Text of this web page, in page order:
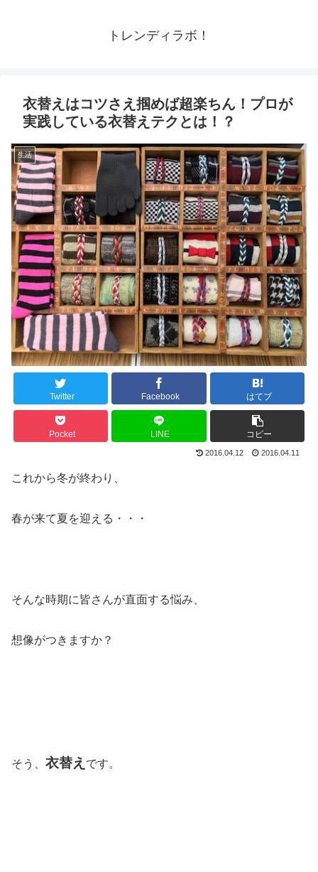
トレンディラボ！
衣替えはコツさえ掴めば超楽ちん！プロが
実践している衣替えテクとは！？
生活
Twitter Facebook はてブ
Pocket LINE コピー
2016.04.12 2016.04.11
これから冬が終わり、
春が来て夏を迎える・・・
そんな時期に皆さんが直面する悩み、
想像がつきますか？
そう、 衣替え です。